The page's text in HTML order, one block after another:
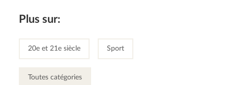
Plus sur:
20e et 21e siècle Sport
Toutes catégories